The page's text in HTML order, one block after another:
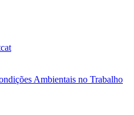
Ambientais no Trabalho